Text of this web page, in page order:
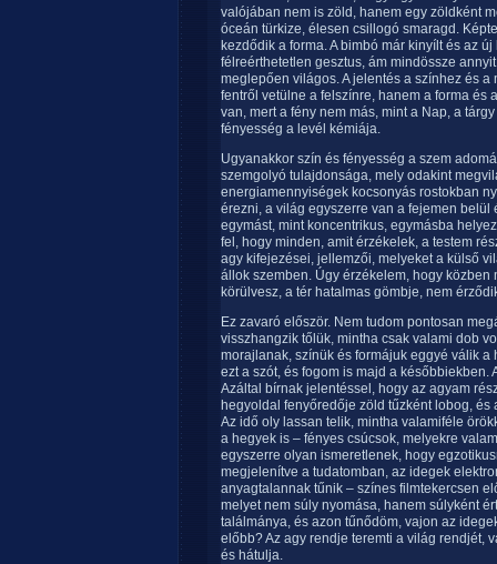
valójában nem is zöld, hanem egy zöldként
óceán türkize, élesen csillogó smaragd.
kezdődik a forma. A bimbó már kinyílt és az
félreérthetetlen gesztus, ám mindössze
meglepően világos. A jelentés a színhez és
fentről vetülne a felszínre, hanem a forma és
van, mert a fény nem más, mint a Nap, a
fényesség a levél kémiája.
Ugyanakkor szín és fényesség a szem
szemgolyó tulajdonsága, mely odakint
energiamennyiségek kocsonyás rostokban
érezni, a világ egyszerre van a fejemen belül
egymást, mint koncentrikus, egymásba
fel, hogy minden, amit érzékelek, a testem
agy kifejezései, jellemzői, melyeket a külső
állok szemben. Úgy érzékelem, hogy
körülvesz, a tér hatalmas gömbje, nem
Ez zavaró először. Nem tudom pontosan
visszhangzik tőlük, mintha csak valami dob
morajlanak, színük és formájuk eggyé válik
ezt a szót, és fogom is majd a
Azáltal bírnak jelentéssel, hogy az agyam
hegyoldal fenyőredője zöld tűzként lobog,
Az idő oly lassan telik, mintha valamiféle
a hegyek is – fényes csúcsok, melyekre
egyszerre olyan ismeretlenek, hogy
megjelenítve a tudatomban, az idegek
anyagtalannak tűnik – színes filmtekercsen
melyet nem súly nyomása, hanem súlyként
találmánya, és azon tűnődöm, vajon az
előbb? Az agy rendje teremti a világ rendjét,
és hátulja.